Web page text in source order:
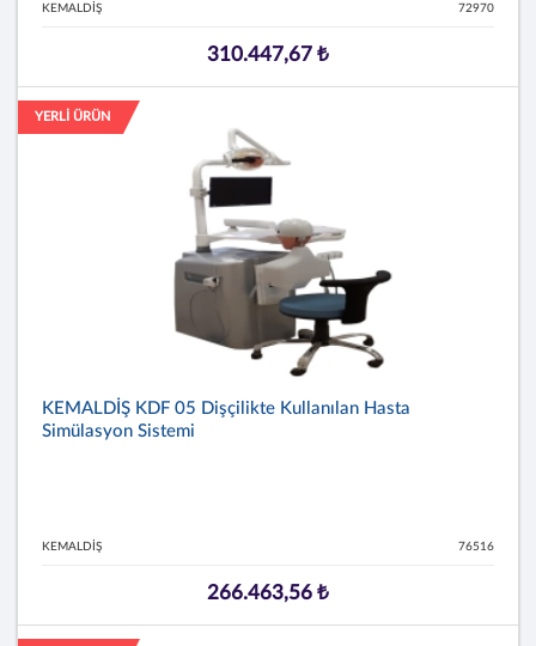
KEMALDİŞ 72970
310.447,67 ₺
YERLİ ÜRÜN
KEMALDİŞ KDF 05 Dişçilikte Kullanılan Hasta
Simülasyon Sistemi
KEMALDİŞ 76516
266.463,56 ₺